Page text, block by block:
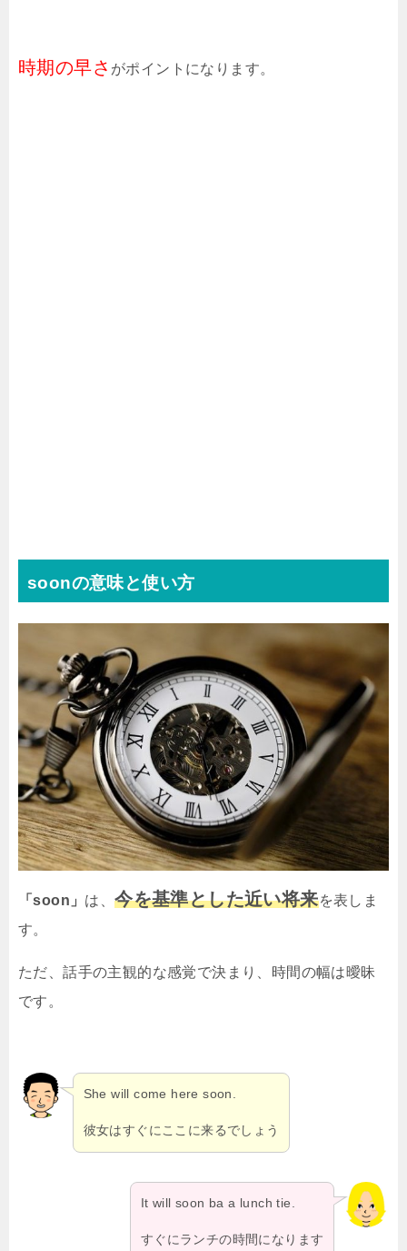
時期の早さ がポイントになります。
soonの意味と使い方
「soon」 は、今を基準とした近い将来を表しま
す。
ただ、話手の主観的な感覚で決まり、時間の幅は曖昧
です。
She will come here soon.
彼女はすぐにここに来るでしょう
It will soon ba a lunch tie.
すぐにランチの時間になります